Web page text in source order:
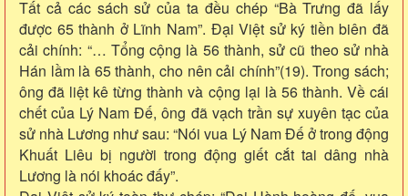
Tất cả các sách sử của ta đều chép “Bà Trưng đã lấy
được 65 thành ở Lĩnh Nam”. Đại Việt sử ký tiền biên đã
cải chính: “… Tổng cộng là 56 thành, sử cũ theo sử nhà
Hán lầm là 65 thành, cho nên cải chính”(19). Trong sách;
ông đã liệt kê từng thành và cộng lại là 56 thành. Về cái
chết của Lý Nam Đế, ông đã vạch trần sự xuyên tạc của
sử nhà Lương như sau: “Nói vua Lý Nam Đế ở trong động
Khuất Liêu bị người trong động giết cắt tai dâng nhà
Lương là nói khoác đấy”.